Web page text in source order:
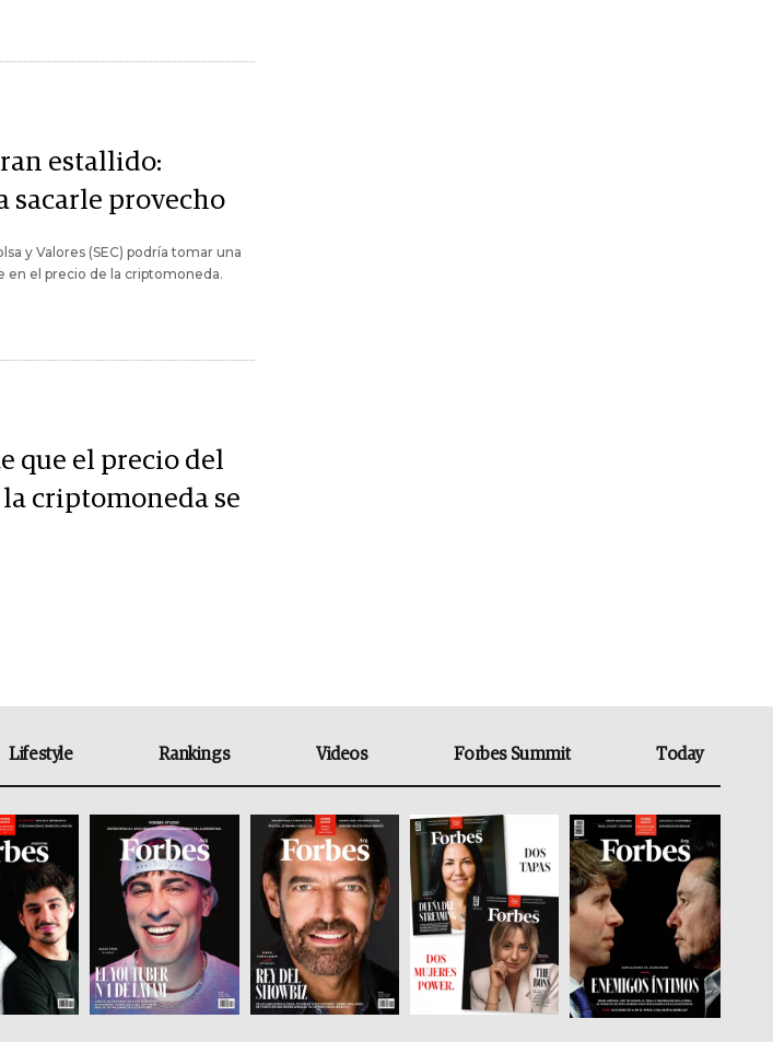
estallido:
sacarle provecho
y Valores (SEC) podría tomar una
el precio de la criptomoneda.
que el precio del
criptomoneda se
Lifestyle Rankings Videos Forbes Summit Today